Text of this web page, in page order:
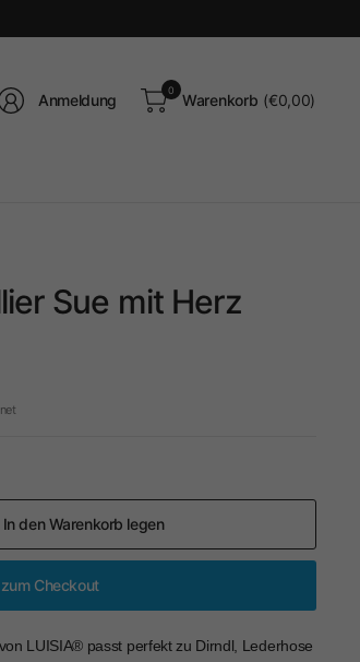
Anmeldung
0
Warenkorb (€0,00)
Sue mit Herz
In den Warenkorb legen
Checkout
LUISIA® passt perfekt zu Dirndl, Lederhose